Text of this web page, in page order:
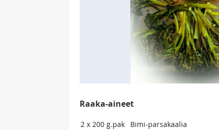
Raaka-aineet
2 x 200 g.pak
Bimi-parsakaalia